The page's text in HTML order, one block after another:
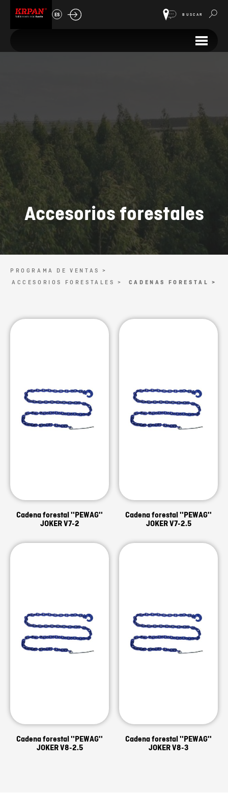
ES BUSCAR
Accesorios forestales
PROGRAMA DE VENTAS >
ACCESORIOS FORESTALES >
CADENAS FORESTAL >
Cadena forestal ''PEWAG''
JOKER V7-2
Cadena forestal ''PEWAG''
JOKER V7-2.5
Cadena forestal ''PEWAG''
JOKER V8-2.5
Cadena forestal ''PEWAG''
JOKER V8-3